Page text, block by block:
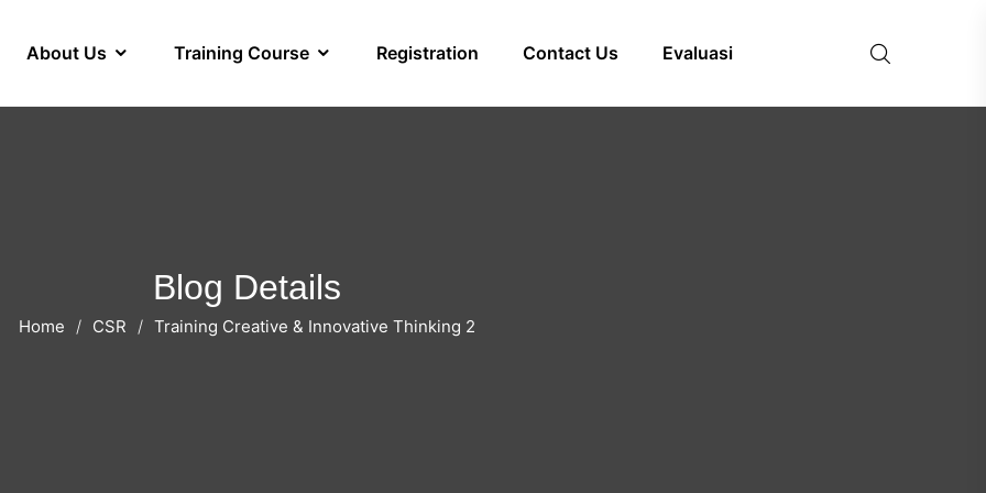
About Us Training Course Registration Contact Us Evaluasi
Blog Details
Home CSR Training Creative & Innovative Thinking 2